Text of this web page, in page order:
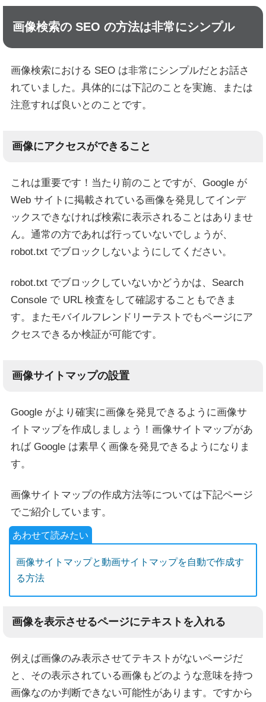
画像検索の SEO の方法は非常にシンプル
画像検索における SEO は非常にシンプルだとお話さ
れていました。具体的には下記のことを実施、または
注意すれば良いとのことです。
画像にアクセスができること
これは重要です！当たり前のことですが、Google が
Web サイトに掲載されている画像を発見してインデ
ックスできなければ検索に表示されることはありませ
ん。通常の方であれば行っていないでしょうが、
robot.txt でブロックしないようにしてください。
robot.txt でブロックしていないかどうかは、Search
Console で URL 検査をして確認することもできま
す。またモバイルフレンドリーテストでもページにア
クセスできるか検証が可能です。
画像サイトマップの設置
Google がより確実に画像を発見できるように画像サ
イトマップを作成しましょう！画像サイトマップがあ
れば Google は素早く画像を発見できるようになりま
す。
画像サイトマップの作成方法等については下記ページ
でご紹介しています。
画像サイトマップと動画サイトマップを自動で作成す
る方法
画像を表示させるページにテキストを入れる
例えば画像のみ表示させてテキストがないページだ
と、その表示されている画像もどのような意味を持つ
画像なのか判断できない可能性があります。ですから